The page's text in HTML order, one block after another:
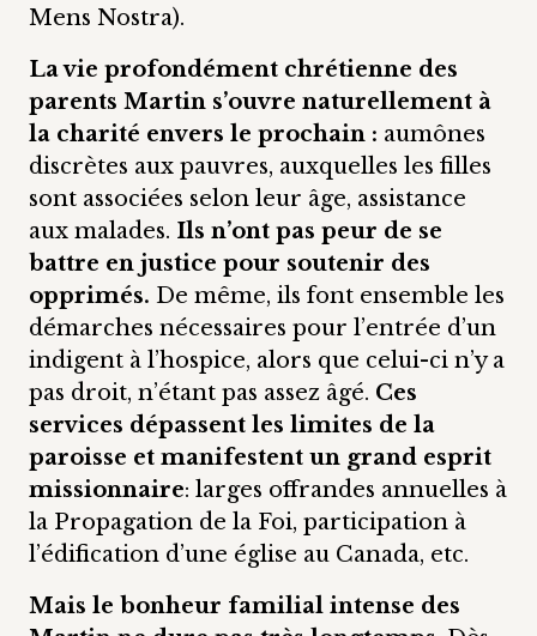
Mens Nostra).
La vie profondément chrétienne des
parents Martin s’ouvre naturellement à
la charité envers le prochain : aumônes
discrètes aux pauvres, auxquelles les filles
sont associées selon leur âge, assistance
aux malades. Ils n’ont pas peur de se
battre en justice pour soutenir des
opprimés. De même, ils font ensemble les
démarches nécessaires pour l’entrée d’un
indigent à l’hospice, alors que celui-ci n’y a
pas droit, n’étant pas assez âgé. Ces
services dépassent les limites de la
paroisse et manifestent un grand esprit
missionnaire: larges offrandes annuelles à
la Propagation de la Foi, participation à
l’édification d’une église au Canada, etc.
Mais le bonheur familial intense des